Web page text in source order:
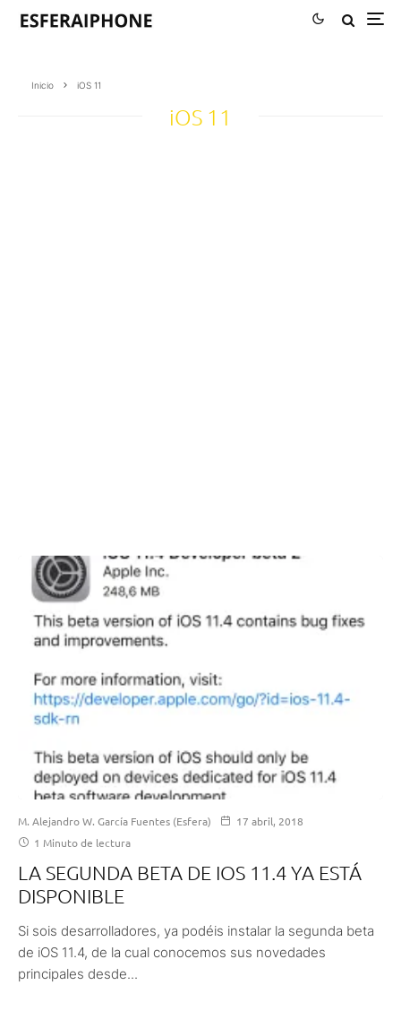
Inicio iOS 11
iOS 11
M. Alejandro W. García Fuentes (Esfera)
17 abril, 2018
1 Minuto de lectura
LA SEGUNDA BETA DE IOS 11.4 YA ESTÁ
DISPONIBLE
Si sois desarrolladores, ya podéis instalar la segunda beta
de iOS 11.4, de la cual conocemos sus novedades
principales desde...